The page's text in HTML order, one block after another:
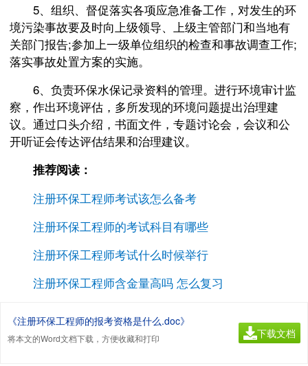
5、组织、督促落实各项应急准备工作，对发生的环
境污染事故要及时向上级领导、上级主管部门和当地有
关部门报告;参加上一级单位组织的检查和事故调查工作;
落实事故处置方案的实施。
6、负责环保水保记录资料的管理。进行环境审计监
察，作出环境评估，多所发现的环境问题提出治理建
议。通过口头介绍，书面文件，专题讨论会，会议和公
开听证会传达评估结果和治理建议。
推荐阅读：
注册环保工程师考试该怎么备考
注册环保工程师的考试科目有哪些
注册环保工程师考试什么时候举行
注册环保工程师含金量高吗 怎么复习
《注册环保工程师的报考资格是什么.doc》
将本文的Word文档下载，方便收藏和打印 下载文档